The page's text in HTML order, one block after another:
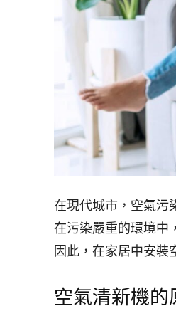
在現代城市，空氣污
在污染嚴重的環境中
因此，在家居中安裝
空氣清新機的